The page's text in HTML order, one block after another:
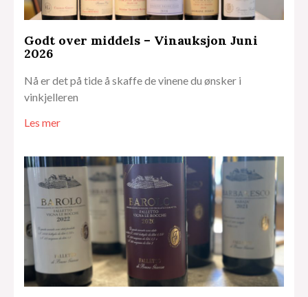
Godt over middels – Vinauksjon Juni
2026
Nå er det på tide å skaffe de vinene du ønsker i
vinkjelleren
Les mer